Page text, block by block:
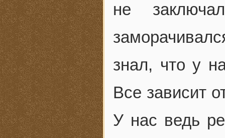
не
знал, что у
Все зависит
У нас ведь